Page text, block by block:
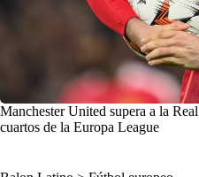
Manchester United supera a la
cuartos de la Europa League